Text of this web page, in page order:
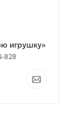
игрушку»
828